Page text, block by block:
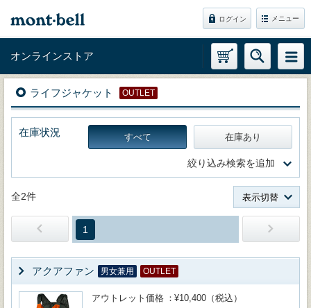
ログイン メニュー
オンラインストア
ライフジャケット OUTLET
在庫状況 すべて 在庫あり
絞り込み検索を追加
全2件 表示切替
1
アクアファン 男女兼用 OUTLET
アウトレット価格
¥10,400（税込）